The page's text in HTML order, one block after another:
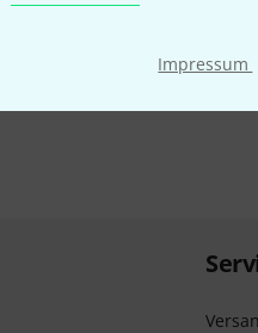
Impressum
anmelden“ stimmen Sie dem
zu. Die Abmeldung ist jederzeit